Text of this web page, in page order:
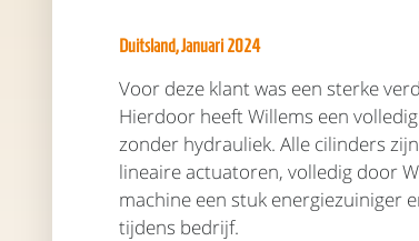
Duitsland, Januari 2024
Voor deze klant was een sterke
Hierdoor heeft Willems een
zonder hydrauliek. Alle cilinders
lineaire actuatoren, volledig door
machine een stuk energiezuiniger
tijdens bedrijf.